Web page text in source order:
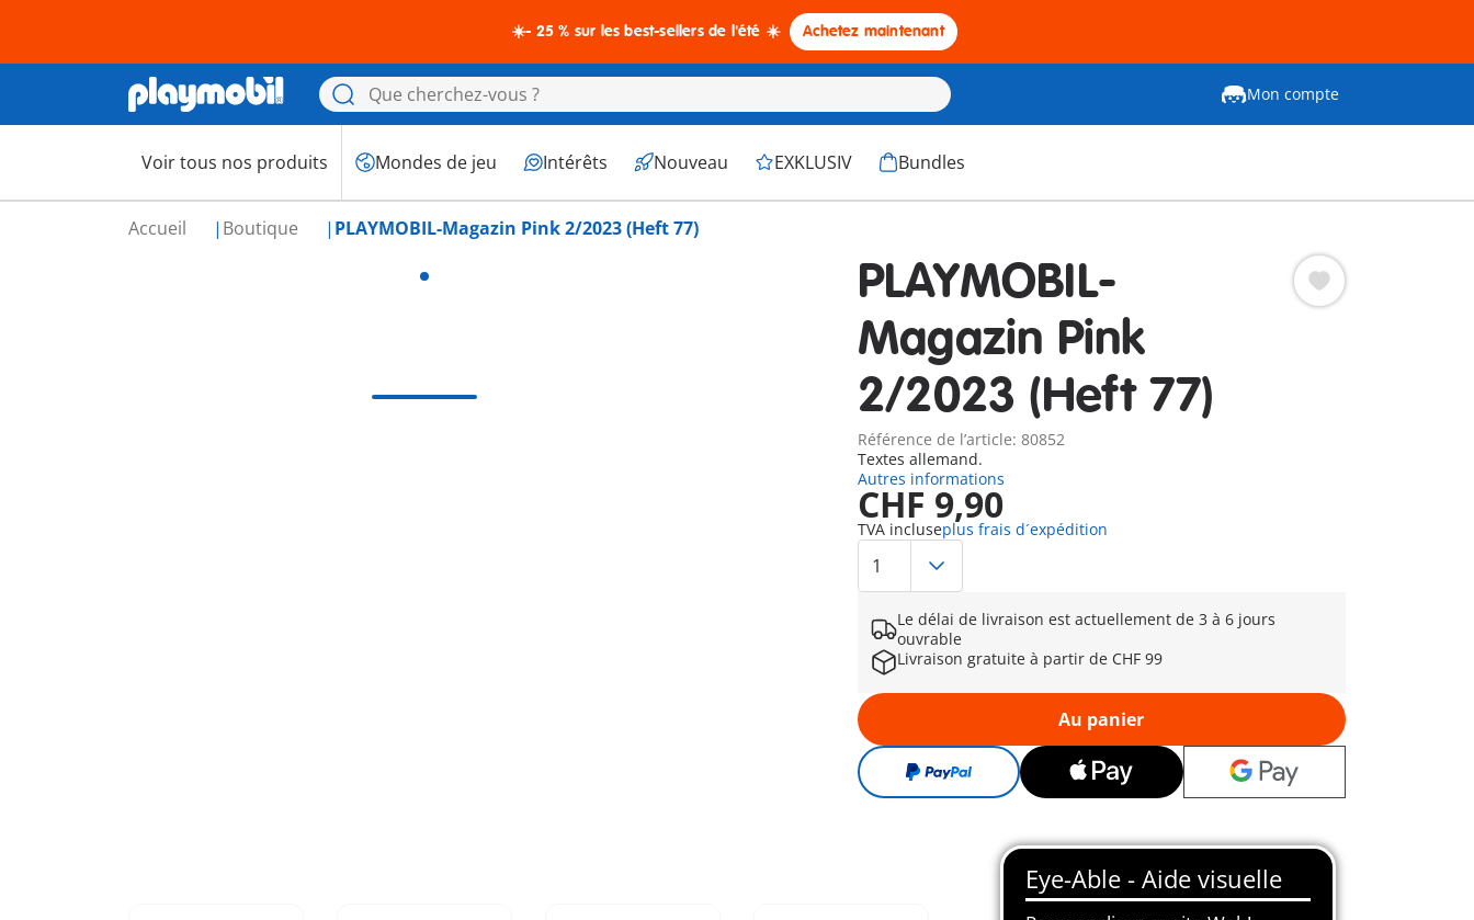
☀️- 25 % sur les best-sellers de l'été ☀️ Achetez maintenant
Mon compte
Voir tous nos produits Mondes de jeu Intérêts Nouveau EXKLUSIV Bundles
Accueil Boutique PLAYMOBIL-Magazin Pink 2/2023 (Heft 77)
PLAYMOBIL-
Magazin Pink
2/2023 (Heft 77)
Référence de l’article: 80852
Textes allemand.
Autres informations
CHF 9,90
TVA incluseplus frais d´expédition
Le délai de livraison est actuellement de 3 à 6 jours
ouvrable
Livraison gratuite à partir de CHF 99
Au panier